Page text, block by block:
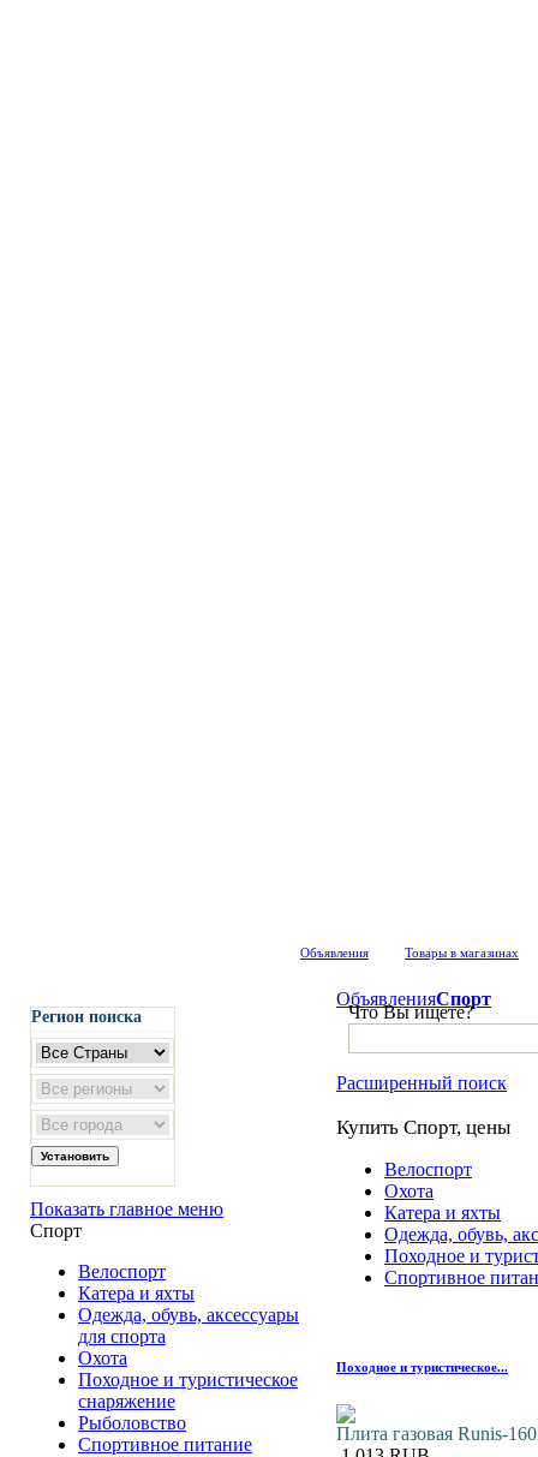
Объявления Товары в магазинах
Регион поиска
Показать главное меню
Спорт
Велоспорт
Катера и яхты
Одежда, обувь, аксессуары
для спорта
Охота
Походное и туристическое
снаряжение
Рыболовство
Спортивное питание
ОбъявленияСпорт
Что Вы ищете?
Расширенный поиск
Купить Спорт, цены
Велоспорт
Охота
Катера и яхты
Одежда, обувь,
Походное и
Спортивное
Походное и туристическое...
Плита газовая Runis-